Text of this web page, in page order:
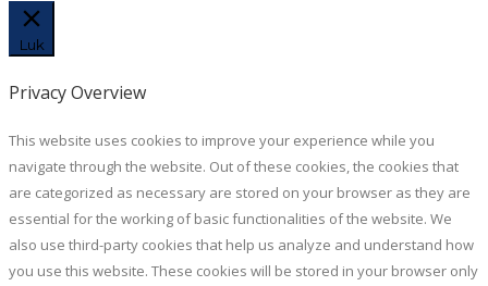
Luk
Privacy Overview
This website uses cookies to improve your experience while you
navigate through the website. Out of these cookies, the cookies that
are categorized as necessary are stored on your browser as they are
essential for the working of basic functionalities of the website. We
also use third-party cookies that help us analyze and understand how
you use this website. These cookies will be stored in your browser only